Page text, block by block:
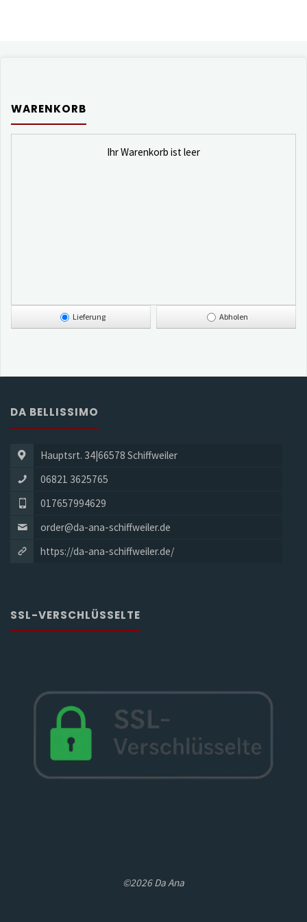
WARENKORB
Ihr Warenkorb ist leer
Lieferung Abholen
DA BELLISSIMO
Hauptsrt. 34|66578 Schiffweiler
06821 3625765
017657994629
order@da-ana-schiffweiler.de
https://da-ana-schiffweiler.de/
SSL-VERSCHLÜSSELTE
©2026 Da Ana